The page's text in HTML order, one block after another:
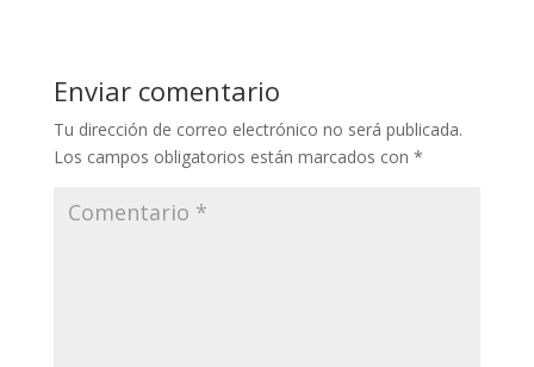
Enviar comentario
Tu dirección de correo electrónico no será publicada.
Los campos obligatorios están marcados con *